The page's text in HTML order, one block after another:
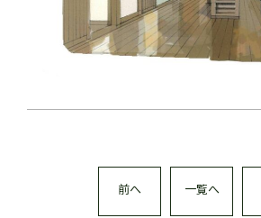
前へ 一覧へ